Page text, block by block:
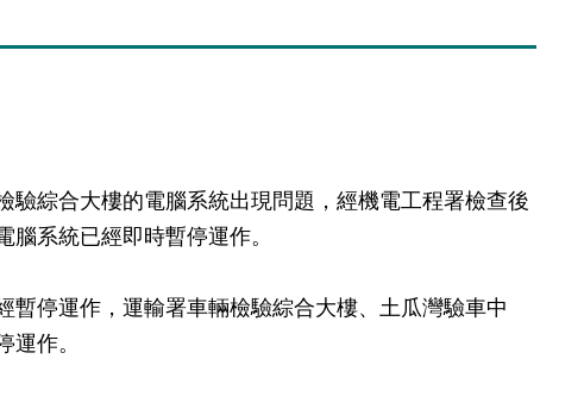
綜合大樓的電腦系統出現問題，經機電工程署檢查後
系統已經即時暫停運作。
停運作，運輸署車輛檢驗綜合大樓、土瓜灣驗車中
作。